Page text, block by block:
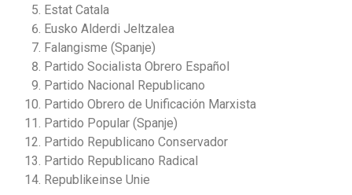
Estat Catala
Eusko Alderdi Jeltzalea
Falangisme (Spanje)
Partido Socialista Obrero Español
Partido Nacional Republicano
Partido Obrero de Unificación Marxista
Partido Popular (Spanje)
Partido Republicano Conservador
Partido Republicano Radical
Republikeinse Unie